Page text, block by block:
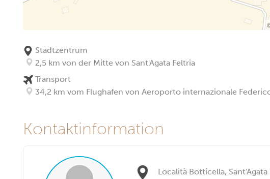
Stadtzentrum
2,5 km von der Mitte von Sant'Agata Feltria
Transport
34,2 km vom Flughafen von Aeroporto internazionale
Kontaktinformation
Località Botticella,